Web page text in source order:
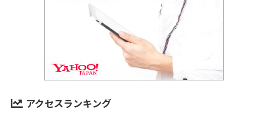
アクセスランキング